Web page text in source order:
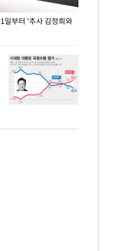
일부터 '추사 김정희와